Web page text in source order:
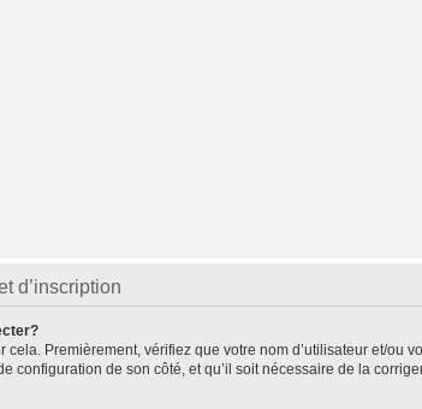
d’inscription
Premièrement, vérifiez que votre nom d’utilisateur et/ou
configuration de son côté, et qu’il soit nécessaire de la